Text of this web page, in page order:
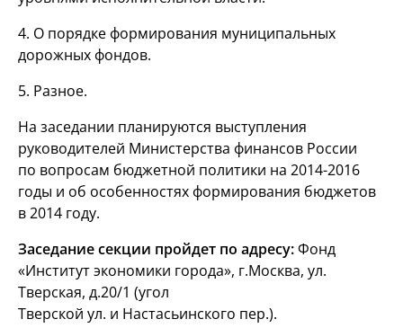
4. О порядке формирования муниципальных
дорожных фондов.
5. Разное.
На заседании планируются выступления
руководителей Министерства финансов России
по вопросам бюджетной политики на 2014-2016
годы и об особенностях формирования бюджетов
в 2014 году.
Заседание секции пройдет по адресу:Фонд
«Институт экономики города», г.Москва, ул.
Тверская, д.20/1 (угол
Тверской ул. и Настасьинского пер.).